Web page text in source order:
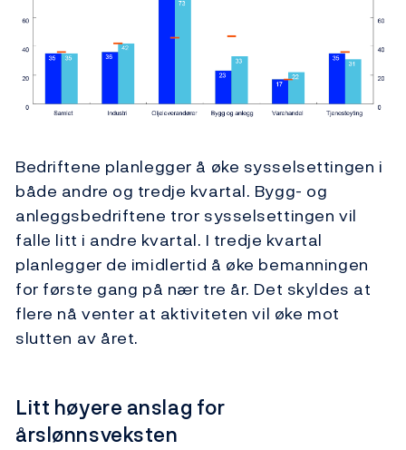
Bedriftene planlegger å øke sysselsettingen i
både andre og tredje kvartal. Bygg- og
anleggsbedriftene tror sysselsettingen vil
falle litt i andre kvartal. I tredje kvartal
planlegger de imidlertid å øke bemanningen
for første gang på nær tre år. Det skyldes at
flere nå venter at aktiviteten vil øke mot
slutten av året.
Litt høyere anslag for
årslønnsveksten